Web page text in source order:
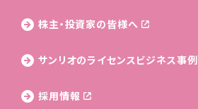
株主・投資家の皆様へ
サンリオのライセンス ビジネス事例
採用情報